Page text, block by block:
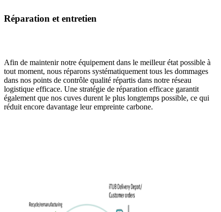
Réparation et entretien
Afin de maintenir notre équipement dans le meilleur état possible à
tout moment, nous réparons systématiquement tous les dommages
dans nos points de contrôle qualité répartis dans notre réseau
logistique efficace. Une stratégie de réparation efficace garantit
également que nos cuves durent le plus longtemps possible, ce qui
réduit encore davantage leur empreinte carbone.